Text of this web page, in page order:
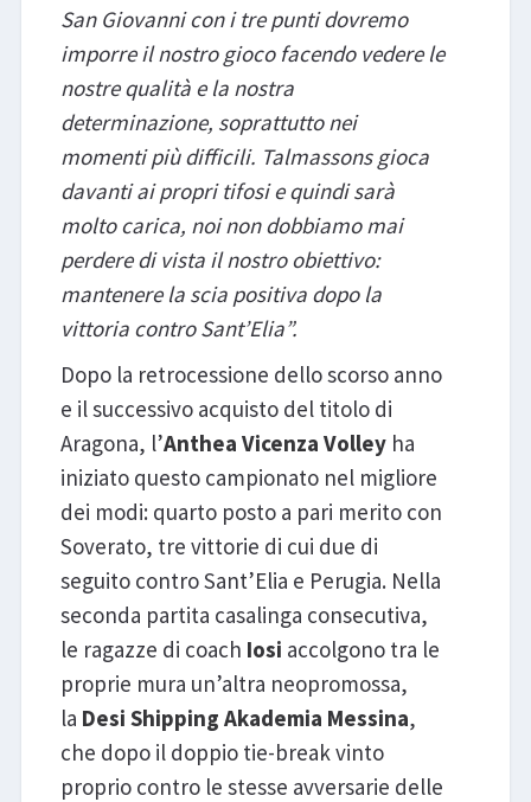
San Giovanni con i tre punti dovremo
imporre il nostro gioco facendo vedere le
nostre qualità e la nostra
determinazione, soprattutto nei
momenti più difficili. Talmassons gioca
davanti ai propri tifosi e quindi sarà
molto carica, noi non dobbiamo mai
perdere di vista il nostro obiettivo:
mantenere la scia positiva dopo la
vittoria contro Sant’Elia”.
Dopo la retrocessione dello scorso anno
e il successivo acquisto del titolo di
Aragona, l’Anthea Vicenza Volleyha
iniziato questo campionato nel migliore
dei modi: quarto posto a pari merito con
Soverato, tre vittorie di cui due di
seguito contro Sant’Elia e Perugia. Nella
seconda partita casalinga consecutiva,
le ragazze di coach Iosi accolgono tra le
proprie mura un’altra neopromossa,
la Desi Shipping Akademia Messina,
che dopo il doppio tie-break vinto
proprio contro le stesse avversarie delle